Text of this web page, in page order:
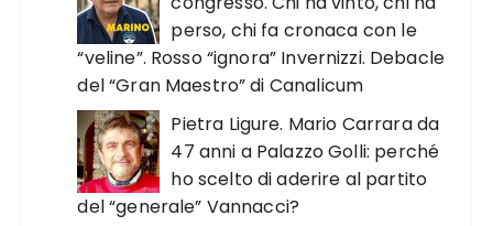
perso, chi fa cronaca con le
“veline”. Rosso “ignora” Invernizzi. Debacle
del “Gran Maestro” di Canalicum
Pietra Ligure. Mario Carrara da
47 anni a Palazzo Golli: perché
ho scelto di aderire al partito
del “generale” Vannacci?